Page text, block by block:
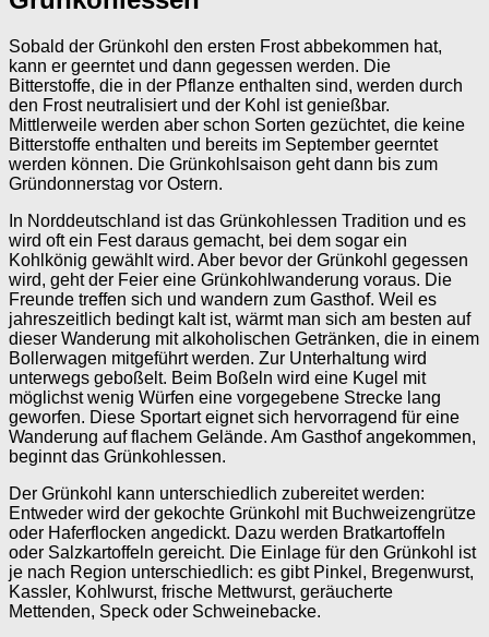
Sobald der Grünkohl den ersten Frost abbekommen hat,
kann er geerntet und dann gegessen werden. Die
Bitterstoffe, die in der Pflanze enthalten sind, werden durch
den Frost neutralisiert und der Kohl ist genießbar.
Mittlerweile werden aber schon Sorten gezüchtet, die keine
Bitterstoffe enthalten und bereits im September geerntet
werden können. Die Grünkohlsaison geht dann bis zum
Gründonnerstag vor Ostern.
In Norddeutschland ist das Grünkohlessen Tradition und es
wird oft ein Fest daraus gemacht, bei dem sogar ein
Kohlkönig gewählt wird. Aber bevor der Grünkohl gegessen
wird, geht der Feier eine Grünkohlwanderung voraus. Die
Freunde treffen sich und wandern zum Gasthof. Weil es
jahreszeitlich bedingt kalt ist, wärmt man sich am besten auf
dieser Wanderung mit alkoholischen Getränken, die in einem
Bollerwagen mitgeführt werden. Zur Unterhaltung wird
unterwegs geboßelt. Beim Boßeln wird eine Kugel mit
möglichst wenig Würfen eine vorgegebene Strecke lang
geworfen. Diese Sportart eignet sich hervorragend für eine
Wanderung auf flachem Gelände. Am Gasthof angekommen,
beginnt das Grünkohlessen.
Der Grünkohl kann unterschiedlich zubereitet werden:
Entweder wird der gekochte Grünkohl mit Buchweizengrütze
oder Haferflocken angedickt. Dazu werden Bratkartoffeln
oder Salzkartoffeln gereicht. Die Einlage für den Grünkohl ist
je nach Region unterschiedlich: es gibt Pinkel, Bregenwurst,
Kassler, Kohlwurst, frische Mettwurst, geräucherte
Mettenden, Speck oder Schweinebacke.